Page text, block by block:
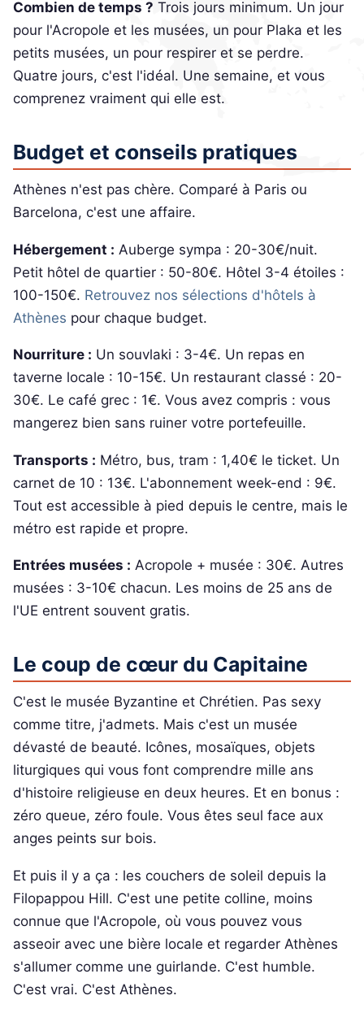
Combien de temps ? Trois jours minimum. Un jour
pour l'Acropole et les musées, un pour Plaka et les
petits musées, un pour respirer et se perdre.
Quatre jours, c'est l'idéal. Une semaine, et vous
comprenez vraiment qui elle est.
Budget et conseils pratiques
Athènes n'est pas chère. Comparé à Paris ou
Barcelona, c'est une affaire.
Hébergement : Auberge sympa : 20-30€/nuit.
Petit hôtel de quartier : 50-80€. Hôtel 3-4 étoiles :
100-150€. Retrouvez nos sélections d'hôtels à
Athènes pour chaque budget.
Nourriture : Un souvlaki : 3-4€. Un repas en
taverne locale : 10-15€. Un restaurant classé : 20-
30€. Le café grec : 1€. Vous avez compris : vous
mangerez bien sans ruiner votre portefeuille.
Transports : Métro, bus, tram : 1,40€ le ticket. Un
carnet de 10 : 13€. L'abonnement week-end : 9€.
Tout est accessible à pied depuis le centre, mais le
métro est rapide et propre.
Entrées musées : Acropole + musée : 30€. Autres
musées : 3-10€ chacun. Les moins de 25 ans de
l'UE entrent souvent gratis.
Le coup de cœur du Capitaine
C'est le musée Byzantine et Chrétien. Pas sexy
comme titre, j'admets. Mais c'est un musée
dévasté de beauté. Icônes, mosaïques, objets
liturgiques qui vous font comprendre mille ans
d'histoire religieuse en deux heures. Et en bonus :
zéro queue, zéro foule. Vous êtes seul face aux
anges peints sur bois.
Et puis il y a ça : les couchers de soleil depuis la
Filopappou Hill. C'est une petite colline, moins
connue que l'Acropole, où vous pouvez vous
asseoir avec une bière locale et regarder Athènes
s'allumer comme une guirlande. C'est humble.
C'est vrai. C'est Athènes.